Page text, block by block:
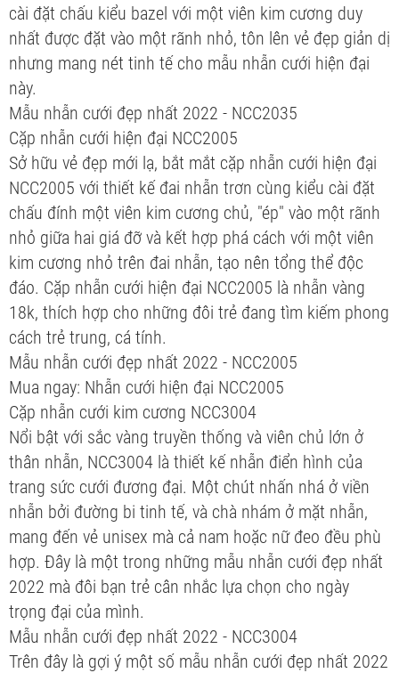
cài đặt chấu kiểu bazel với một viên kim cương duy
nhất được đặt vào một rãnh nhỏ, tôn lên vẻ đẹp giản dị
nhưng mang nét tinh tế cho mẫu nhẫn cưới hiện đại
này.
Mẫu nhẫn cưới đẹp nhất 2022 - NCC2035
Cặp nhẫn cưới hiện đại NCC2005
Sở hữu vẻ đẹp mới lạ, bắt mắt cặp nhẫn cưới hiện đại
NCC2005 với thiết kế đai nhẫn trơn cùng kiểu cài đặt
chấu đính một viên kim cương chủ, "ép" vào một rãnh
nhỏ giữa hai giá đỡ và kết hợp phá cách với một viên
kim cương nhỏ trên đai nhẫn, tạo nên tổng thể độc
đáo. Cặp nhẫn cưới hiện đại NCC2005 là nhẫn vàng
18k, thích hợp cho những đôi trẻ đang tìm kiếm phong
cách trẻ trung, cá tính.
Mẫu nhẫn cưới đẹp nhất 2022 - NCC2005
Mua ngay: Nhẫn cưới hiện đại NCC2005
Cặp nhẫn cưới kim cương NCC3004
Nổi bật với sắc vàng truyền thống và viên chủ lớn ở
thân nhẫn, NCC3004 là thiết kế nhẫn điển hình của
trang sức cưới đương đại. Một chút nhấn nhá ở viền
nhẫn bởi đường bi tinh tế, và chà nhám ở mặt nhẫn,
mang đến vẻ unisex mà cả nam hoặc nữ đeo đều phù
hợp. Đây là một trong những mẫu nhẫn cưới đẹp nhất
2022 mà đôi bạn trẻ cân nhắc lựa chọn cho ngày
trọng đại của mình.
Mẫu nhẫn cưới đẹp nhất 2022 - NCC3004
Trên đây là gợi ý một số mẫu nhẫn cưới đẹp nhất 2022